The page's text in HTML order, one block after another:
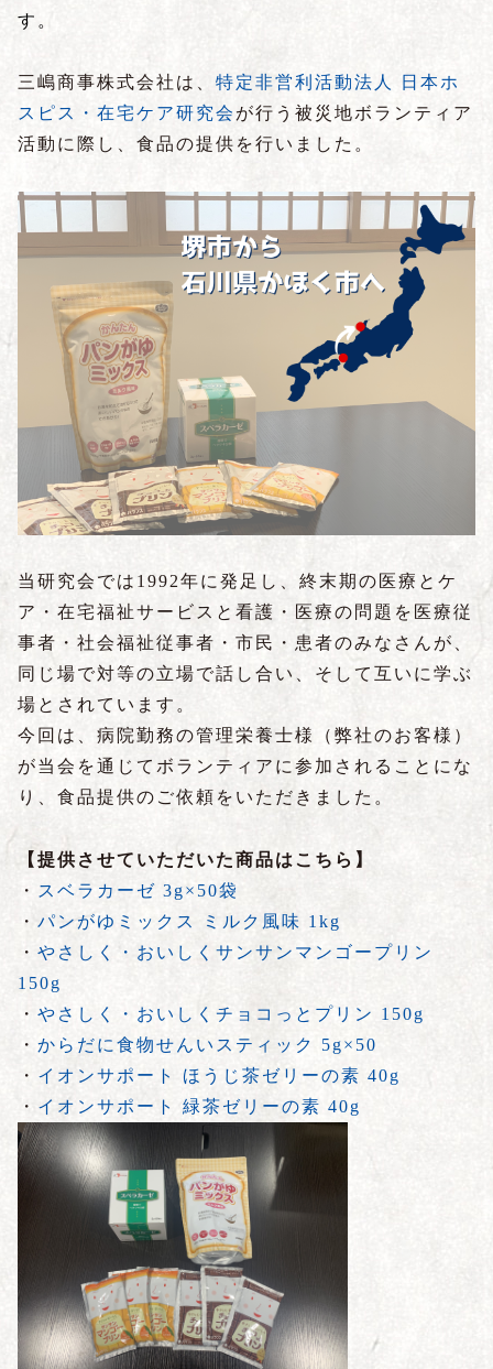
す。
三嶋商事株式会社は、 特定非営利活動法人 日本ホ
スピス・在宅ケア研究会 が行う被災地ボランティア
活動に際し、食品の提供を行いました。
当研究会では1992年に発足し、終末期の医療とケ
ア・在宅福祉サービスと看護・医療の問題を医療従
事者・社会福祉従事者・市民・患者のみなさんが、
同じ場で対等の立場で話し合い、そして互いに学ぶ
場とされています。
今回は、病院勤務の管理栄養士様（弊社のお客様）
が当会を通じてボランティアに参加されることにな
り、食品提供のご依頼をいただきました。
【提供させていただいた商品はこちら】
・ スベラカーゼ 3g×50袋
・ パンがゆミックス ミルク風味 1kg
・ やさしく・おいしくサンサンマンゴープリン
150g
・ やさしく・おいしくチョコっとプリン 150g
・ からだに食物せんいスティック 5g×50
・ イオンサポート ほうじ茶ゼリーの素 40g
・ イオンサポート 緑茶ゼリーの素 40g